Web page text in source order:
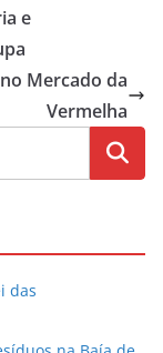
e
Mercado da
Vermelha
das